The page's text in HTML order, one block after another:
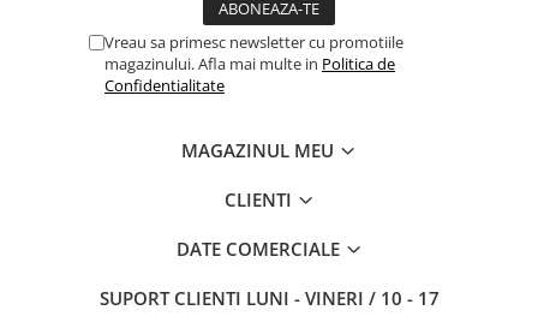
Vreau sa primesc newsletter cu promotiile
magazinului. Afla mai multe in Politica de
Confidentialitate
MAGAZINUL MEU
CLIENTI
DATE COMERCIALE
SUPORT CLIENTI LUNI - VINERI / 10 - 17